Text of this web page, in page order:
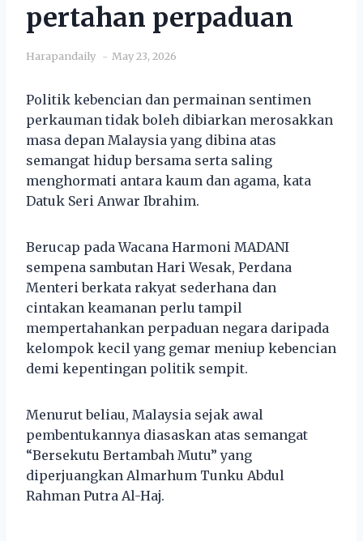
pertahan perpaduan
Harapandaily May 23, 2026
Politik kebencian dan permainan sentimen
perkauman tidak boleh dibiarkan merosakkan
masa depan Malaysia yang dibina atas
semangat hidup bersama serta saling
menghormati antara kaum dan agama, kata
Datuk Seri Anwar Ibrahim.
Berucap pada Wacana Harmoni MADANI
sempena sambutan Hari Wesak, Perdana
Menteri berkata rakyat sederhana dan
cintakan keamanan perlu tampil
mempertahankan perpaduan negara daripada
kelompok kecil yang gemar meniup kebencian
demi kepentingan politik sempit.
Menurut beliau, Malaysia sejak awal
pembentukannya diasaskan atas semangat
“Bersekutu Bertambah Mutu” yang
diperjuangkan Almarhum Tunku Abdul
Rahman Putra Al-Haj.